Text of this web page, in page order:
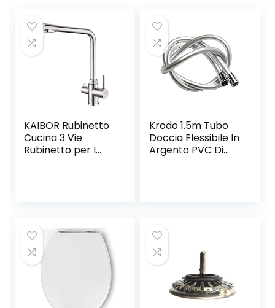
KAIBOR Rubinetto
Cucina 3 Vie
Rubinetto per I
Krodo 1.5m Tubo
Doccia Flessibile In
Argento PVC Di
Connettore In
Ottone